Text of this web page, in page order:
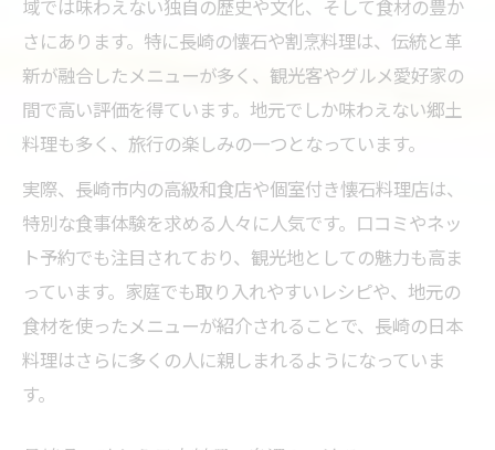
域では味わえない独自の歴史や文化、そして食材の豊か
さにあります。特に長崎の懐石や割烹料理は、伝統と革
新が融合したメニューが多く、観光客やグルメ愛好家の
間で高い評価を得ています。地元でしか味わえない郷土
料理も多く、旅行の楽しみの一つとなっています。
実際、長崎市内の高級和食店や個室付き懐石料理店は、
特別な食事体験を求める人々に人気です。口コミやネッ
ト予約でも注目されており、観光地としての魅力も高ま
っています。家庭でも取り入れやすいレシピや、地元の
食材を使ったメニューが紹介されることで、長崎の日本
料理はさらに多くの人に親しまれるようになっていま
す。